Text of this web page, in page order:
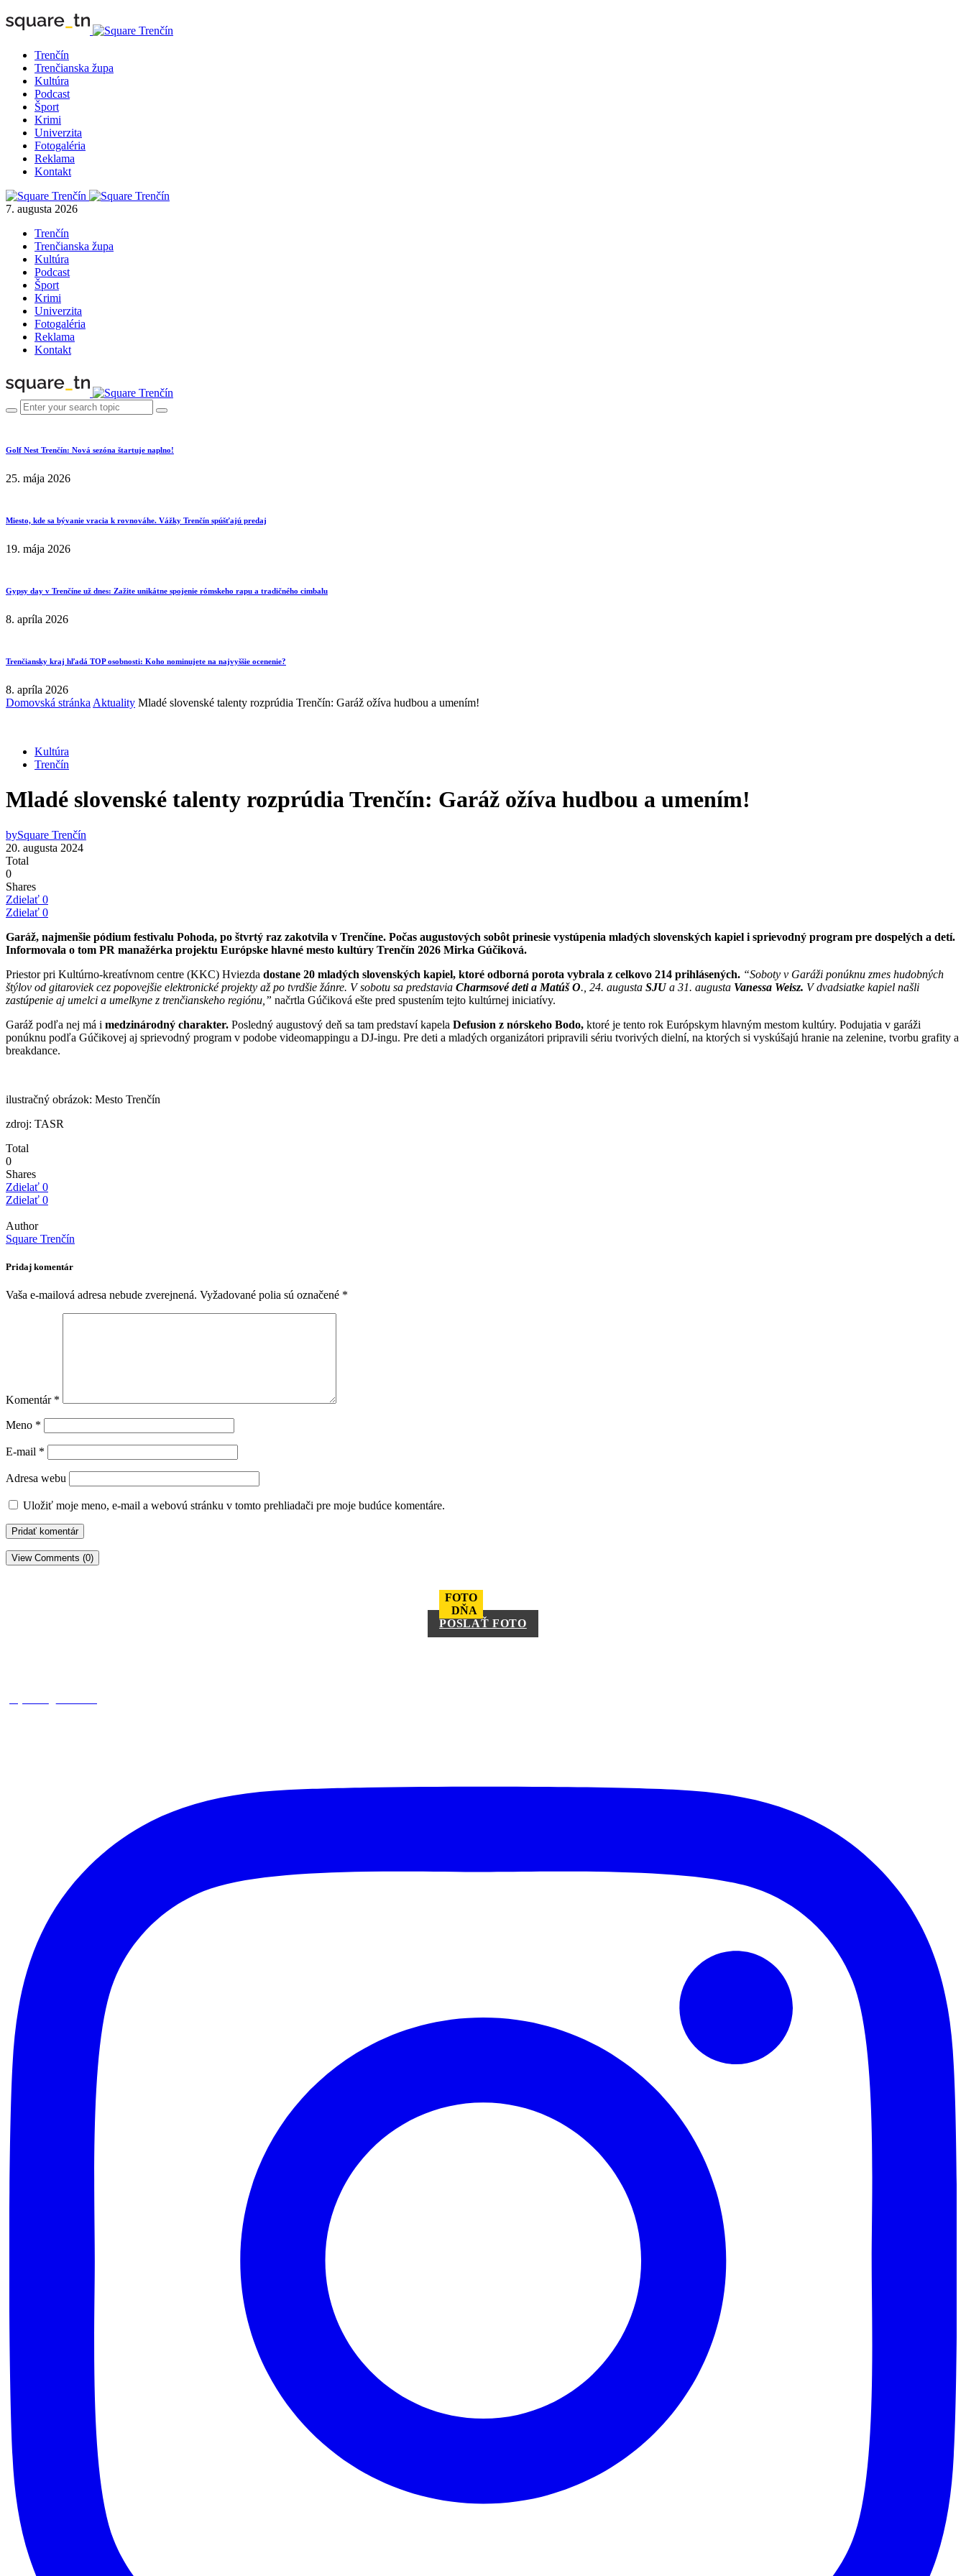
Trenčín
Trenčianska župa
Kultúra
Podcast
Šport
Krimi
Univerzita
Fotogaléria
Reklama
Kontakt
7. augusta 2026
Trenčín
Trenčianska župa
Kultúra
Podcast
Šport
Krimi
Univerzita
Fotogaléria
Reklama
Kontakt
Golf Nest Trenčín: Nová sezóna štartuje naplno!
25. mája 2026
Miesto, kde sa bývanie vracia k rovnováhe. Vážky Trenčín spúšťajú predaj
19. mája 2026
Gypsy day v Trenčíne už dnes: Zažite unikátne spojenie rómskeho rapu a tradičného cimbalu
8. apríla 2026
Trenčiansky kraj hľadá TOP osobnosti: Koho nominujete na najvyššie ocenenie?
8. apríla 2026
Domovská stránka Aktuality Mladé slovenské talenty rozprúdia Trenčín: Garáž ožíva hudbou a umením!
Kultúra
Trenčín
Mladé slovenské talenty rozprúdia Trenčín: Garáž ožíva hudbou a umením!
bySquare Trenčín
20. augusta 2024
Total
0
Shares
Zdielať 0
Zdielať 0
Garáž, najmenšie pódium festivalu Pohoda, po štvrtý raz zakotvila v Trenčíne. Počas augustových sobôt prinesie vystúpenia mladých slovenských kapiel i sprievodný program pre dospelých a detí.
Informovala o tom PR manažérka projektu Európske hlavné mesto kultúry Trenčín 2026 Mirka Gúčiková.
Priestor pri Kultúrno-kreatívnom centre (KKC) Hviezda dostane 20 mladých slovenských kapiel, ktoré odborná porota vybrala z celkovo 214 prihlásených. “Soboty v Garáži ponúknu zmes hudobných
štýlov od gitaroviek cez popovejšie elektronické projekty až po tvrdšie žánre. V sobotu sa predstavia Charmsové deti a Matúš O., 24. augusta SJUa 31. augusta Vanessa Weisz. V dvadsiatke kapiel našli
zastúpenie aj umelci a umelkyne z trenčianskeho regiónu,” načrtla Gúčiková ešte pred spustením tejto kultúrnej iniciatívy.
Garáž podľa nej má i medzinárodný charakter. Posledný augustový deň sa tam predstaví kapela Defusion z nórskeho Bodo, ktoré je tento rok Európskym hlavným mestom kultúry. Podujatia v garáži
ponúknu podľa Gúčikovej aj sprievodný program v podobe videomappingu a DJ-ingu. Pre deti a mladých organizátori pripravili sériu tvorivých dielní, na ktorých si vyskúšajú hranie na zelenine, tvorbu grafity a
breakdance.
ilustračný obrázok: Mesto Trenčín
zdroj: TASR
Total
0
Shares
Zdielať 0
Zdielať 0
Author
Square Trenčín
Pridaj komentár
Vaša e-mailová adresa nebude zverejnená. Vyžadované polia sú označené *
Komentár *
Meno *
E-mail *
Adresa webu
Uložiť moje meno, e-mail a webovú stránku v tomto prehliadači pre moje budúce komentáre.
View Comments (0)
FOTO
DŇA
POSLAŤ FOTO